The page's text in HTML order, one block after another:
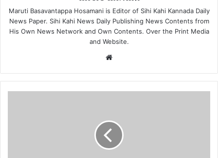
Maruti Basavantappa Hosamani is Editor of Sihi Kahi Kannada Daily
News Paper. Sihi Kahi News Daily Publishing News Contents from
His Own News Network and Own Contents. Over the Print Media
and Website.
Website